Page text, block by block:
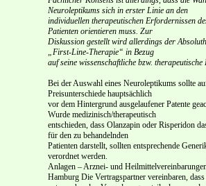
Neuroleptikums sich in erster Linie an den
individuellen therapeutischen Erfordernissen
Patienten orientieren muss. Zur
Diskussion gestellt wird allerdings der
„First-Line-Therapie“ in Bezug
auf seine wissenschaftliche bzw. therapeutische
Bei der Auswahl eines Neuroleptikums sollte
Preisunterschiede hauptsächlich
vor dem Hintergrund ausgelaufener Patente
Wurde medizinisch/therapeutisch
entschieden, dass Olanzapin oder Risperidon
für den zu behandelnden
Patienten darstellt, sollten entsprechende
verordnet werden.
Anlagen – Arznei- und
Hamburg Die Vertragspartner vereinbaren,